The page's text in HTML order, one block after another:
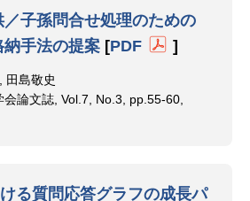
子孫問合せ処理のための
手法の提案 [PDF ]
田島敬史
会論文誌, Vol.7, No.3, pp.55-60,
る質問応答グラフの成長パ